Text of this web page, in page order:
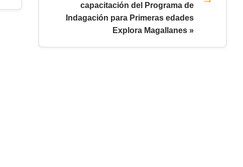
capacitación del Programa de
Indagación para Primeras edades
Explora Magallanes »